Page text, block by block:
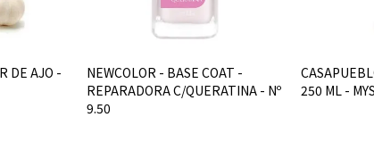
DE AJO -
NEWCOLOR - BASE COAT -
REPARADORA C/QUERATINA - Nº
9.50
250 ML -